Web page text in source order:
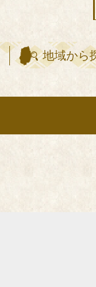
地域から